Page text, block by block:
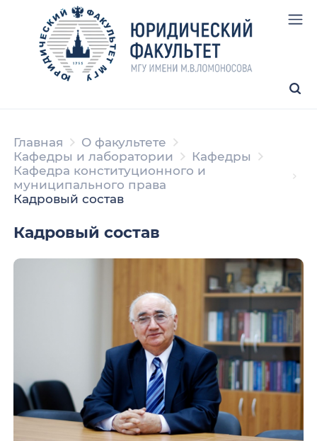
Главная
О факультете
Кафедры и лаборатории
Кафедры
Кафедра конституционного и
муниципального права
Кадровый состав
Кадровый состав